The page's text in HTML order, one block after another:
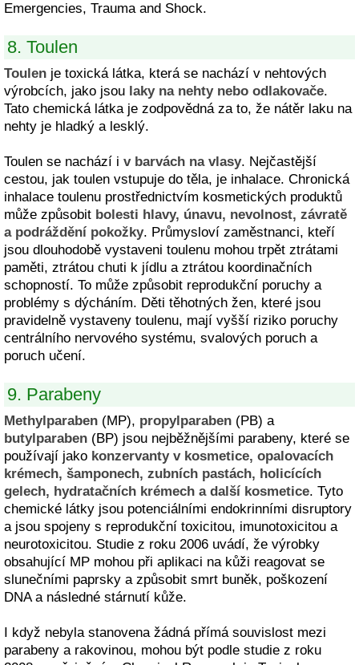
Emergencies, Trauma and Shock.
8. Toulen
Toulen je toxická látka, která se nachází v nehtových
výrobcích, jako jsou laky na nehty nebo odlakovače.
Tato chemická látka je zodpovědná za to, že nátěr laku na
nehty je hladký a lesklý.
Toulen se nachází i v barvách na vlasy. Nejčastější
cestou, jak toulen vstupuje do těla, je inhalace. Chronická
inhalace toulenu prostřednictvím kosmetických produktů
může způsobit bolesti hlavy, únavu, nevolnost, závratě
a podráždění pokožky. Průmysloví zaměstnanci, kteří
jsou dlouhodobě vystaveni toulenu mohou trpět ztrátami
paměti, ztrátou chuti k jídlu a ztrátou koordinačních
schopností. To může způsobit reprodukční poruchy a
problémy s dýcháním. Děti těhotných žen, které jsou
pravidelně vystaveny toulenu, mají vyšší riziko poruchy
centrálního nervového systému, svalových poruch a
poruch učení.
9. Parabeny
Methylparaben (MP), propylparaben (PB) a
butylparaben (BP) jsou nejběžnějšími parabeny, které se
používají jako konzervanty v kosmetice, opalovacích
krémech, šamponech, zubních pastách, holicících
gelech, hydratačních krémech a další kosmetice. Tyto
chemické látky jsou potenciálními endokrinními disruptory
a jsou spojeny s reprodukční toxicitou, imunotoxicitou a
neurotoxicitou. Studie z roku 2006 uvádí, že výrobky
obsahující MP mohou při aplikaci na kůži reagovat se
slunečními paprsky a způsobit smrt buněk, poškození
DNA a následné stárnutí kůže.
I když nebyla stanovena žádná přímá souvislost mezi
parabeny a rakovinou, mohou být podle studie z roku